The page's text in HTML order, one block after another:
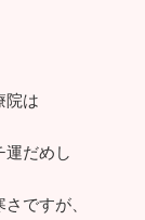
院は
運だめし
ですが、